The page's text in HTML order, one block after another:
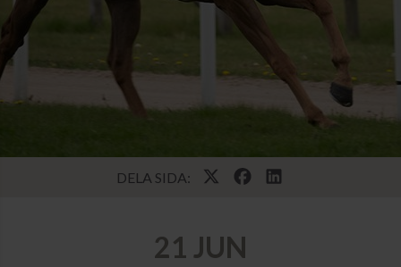
DELA SIDA:
21 JUN